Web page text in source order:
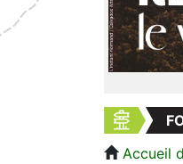
Accueil